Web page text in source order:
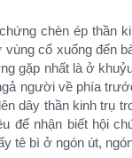
chèn ép thần
vùng cổ xuống đến
gặp nhất là ở
người về phía
dây thần kinh trụ
để nhận biết hội
tê bì ở ngón út,